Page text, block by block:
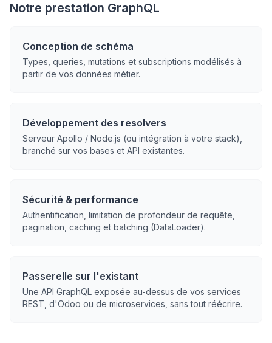
Notre prestation GraphQL
Conception de schéma
Types, queries, mutations et subscriptions modélisés à
partir de vos données métier.
Développement des resolvers
Serveur Apollo / Node.js (ou intégration à votre stack),
branché sur vos bases et API existantes.
Sécurité & performance
Authentification, limitation de profondeur de requête,
pagination, caching et batching (DataLoader).
Passerelle sur l'existant
Une API GraphQL exposée au-dessus de vos services
REST, d'Odoo ou de microservices, sans tout réécrire.